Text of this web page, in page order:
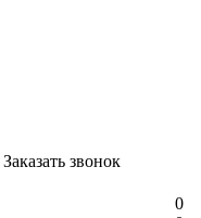
Заказать звонок
0